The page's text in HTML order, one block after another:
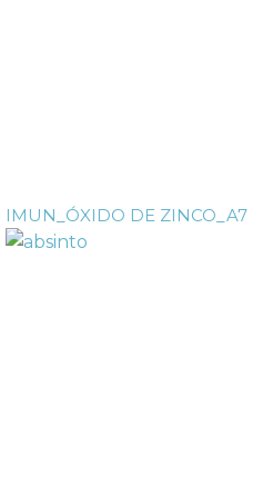
IMUN_ÓXIDO DE ZINCO_A7